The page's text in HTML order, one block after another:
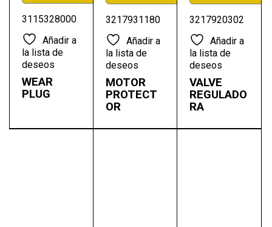
3115328000
Añadir a
la lista de
deseos
WEAR
PLUG
3217931180
Añadir a
la lista de
deseos
MOTOR
PROTECT
OR
3217920302
Añadir a
la lista de
deseos
VALVE
REGULADO
RA